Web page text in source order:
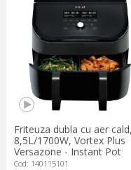
Friteuza dubla cu aer cald,
8,5L/1700W, Vortex Plus
Versazone - Instant Pot
Cod: 140115101